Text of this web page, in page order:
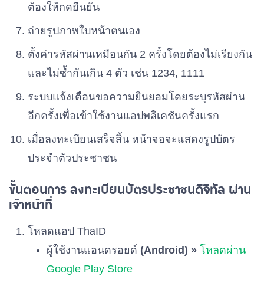
ต้องให้กดยืนยัน
ถ่ายรูปภาพใบหน้าตนเอง
ตั้งค่ารหัสผ่านเหมือนกัน 2 ครั้งโดยต้องไม่เรียงกัน
และไม่ซ้ำกันเกิน 4 ตัว เช่น 1234, 1111
ระบบแจ้งเตือนขอความยินยอมโดยระบุรหัสผ่าน
อีกครั้งเพื่อเข้าใช้งานแอปพลิเคชันครั้งแรก
เมื่อลงทะเบียนเสร็จสิ้น หน้าจอจะแสดงรูปบัตร
ประจำตัวประชาชน
ขั้นตอนการ ลงทะเบียนบัตรประชาชนดิจิทัล ผ่าน
เจ้าหน้าที่
โหลดแอป ThaID
ผู้ใช้งานแอนดรอยด์ (Android) » โหลดผ่าน
Google Play Store